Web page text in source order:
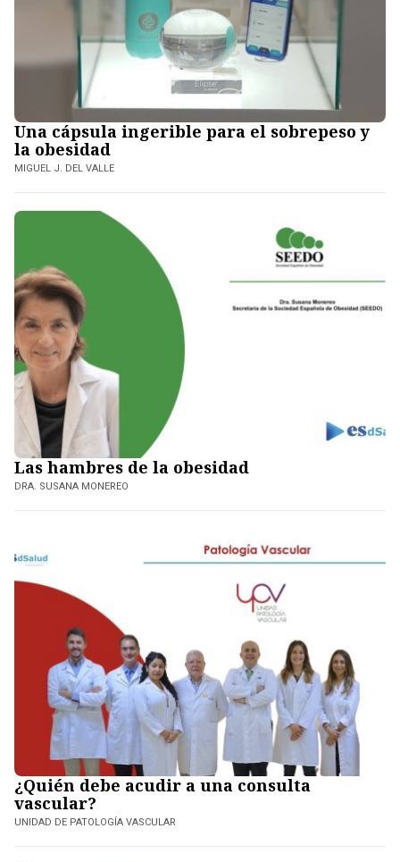
Una cápsula ingerible para el sobrepeso y
la obesidad
MIGUEL J. DEL VALLE
Las hambres de la obesidad
DRA. SUSANA MONEREO
¿Quién debe acudir a una consulta
vascular?
UNIDAD DE PATOLOGÍA VASCULAR